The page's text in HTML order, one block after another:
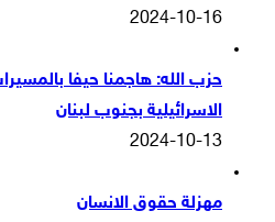
2024-10-16
حزب الله: هاجمنا حيفا
الاسرائيلية بجنوب لبنان
2024-10-13
مهزلة حقوق الانسان